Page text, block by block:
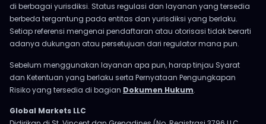
di berbagai yurisdiksi. Status regulasi dan layanan yang tersedia
berbeda tergantung pada entitas dan yurisdiksi yang berlaku.
Setiap referensi mengenai pendaftaran atau otorisasi tidak berarti
adanya dukungan atau persetujuan dari regulator mana pun.
Sebelum menggunakan layanan apa pun, harap tinjau Syarat
dan Ketentuan yang berlaku serta Pernyataan Pengungkapan
Risiko yang tersedia di bagian Dokumen Hukum.
Global Markets LLC